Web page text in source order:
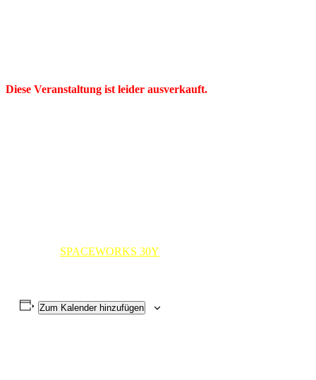
Diese Veranstaltung ist leider ausverkauft.
SPACEWORKS 30Y
Zum Kalender hinzufügen